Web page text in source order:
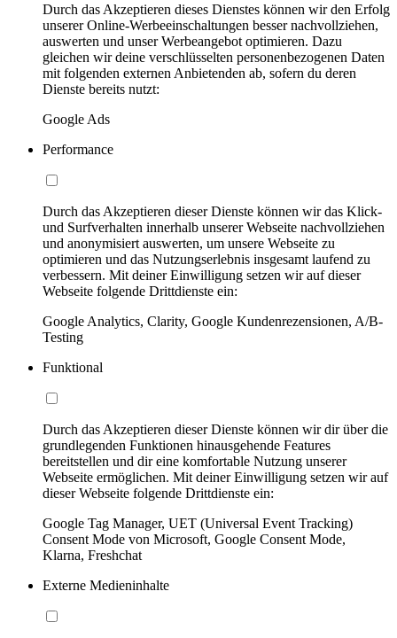
Durch das Akzeptieren dieses Dienstes können wir den Erfolg
unserer Online-Werbeeinschaltungen besser nachvollziehen,
auswerten und unser Werbeangebot optimieren. Dazu
gleichen wir deine verschlüsselten personenbezogenen Daten
mit folgenden externen Anbietenden ab, sofern du deren
Dienste bereits nutzt:
Google Ads
Performance
Durch das Akzeptieren dieser Dienste können wir das Klick-
und Surfverhalten innerhalb unserer Webseite nachvollziehen
und anonymisiert auswerten, um unsere Webseite zu
optimieren und das Nutzungserlebnis insgesamt laufend zu
verbessern. Mit deiner Einwilligung setzen wir auf dieser
Webseite folgende Drittdienste ein:
Google Analytics, Clarity, Google Kundenrezensionen, A/B-
Testing
Funktional
Durch das Akzeptieren dieser Dienste können wir dir über die
grundlegenden Funktionen hinausgehende Features
bereitstellen und dir eine komfortable Nutzung unserer
Webseite ermöglichen. Mit deiner Einwilligung setzen wir auf
dieser Webseite folgende Drittdienste ein:
Google Tag Manager, UET (Universal Event Tracking)
Consent Mode von Microsoft, Google Consent Mode,
Klarna, Freshchat
Externe Medieninhalte